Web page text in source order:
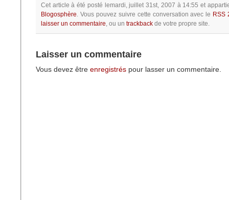
Cet article à été posté lemardi, juillet 31st, 2007 à 14:55et
Blogosphère. Vous pouvez suivre cette conversation avec le RSS
laisser un commentaire, ou un trackback de votre propre site.
Laisser un commentaire
Vous devez être enregistrés pour lasser un commentaire.